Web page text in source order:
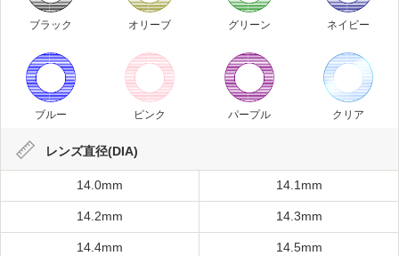
ブラック オリーブ グリーン ネイビー
ブルー ピンク パープル クリア
レンズ直径(DIA)
14.0mm 14.1mm
14.2mm 14.3mm
14.4mm 14.5mm